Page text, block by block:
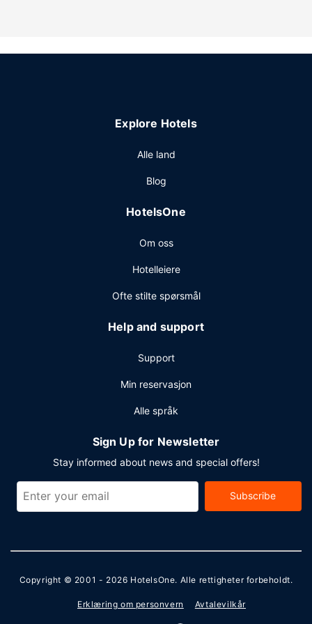
Gjester har tilgang til blant annet kablet internettilgang
Planlegger du en event i Kansas City? Som en av dette
opp til 929 kvadratmeter, blant annet konferanserom og
Explore Hotels
Alle land
Blog
HotelsOne
Om oss
Hotelleiere
Ofte stilte spørsmål
Help and support
Support
Min reservasjon
Alle språk
Sign Up for Newsletter
Stay informed about news and special offers!
Subscribe
Copyright © 2001 - 2026 HotelsOne. Alle rettigheter forbeholdt.
Erklæring om personvern Avtalevilkår